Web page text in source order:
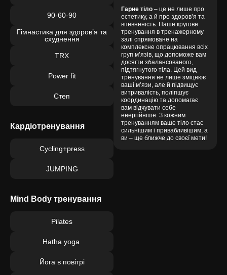
90-60-90
Гімнастика для здоров’я та
схуднення
TRX
Power fit
Степ
Кардіотренування
Cycling+press
JUMPING
Mind Body тренування
Pilates
Hatha yoga
Йога в повітрі
Гарне тіло – це не лише про
естетику, а й про здоров’я та
впевненість. Наше кругове
тренування в тренажерному
залі спрямоване на
комплексне опрацювання всіх
груп м’язів, що допоможе вам
досягти збалансованого,
підтягнутого тіла. Цей вид
тренування не лише зміцнює
ваші м’язи, але й підвищує
витривалість, поліпшує
координацію та допомагає
вам відчувати себе
енергійніше. З кожним
тренуванням ваше тіло стає
сильнішим і привабливішим, а
ви – ще ближче до своєї мети!